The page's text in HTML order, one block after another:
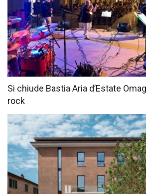
Si chiude Bastia Aria d’Estate
rock